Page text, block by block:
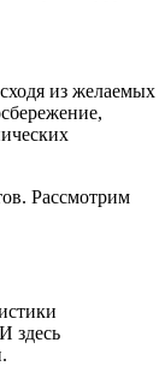
из желаемых
Рассмотрим
здесь